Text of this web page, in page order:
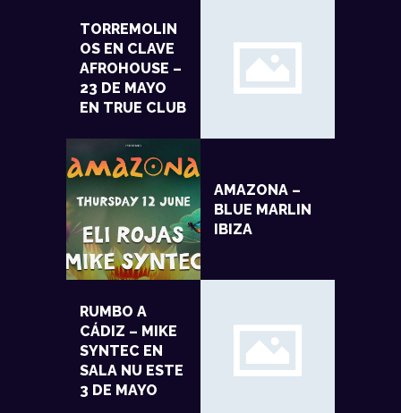
CONTACTO
TORREMOLIN
OS EN CLAVE
AFROHOUSE –
23 DE MAYO
EN TRUE CLUB
AMAZONA –
BLUE MARLIN
IBIZA
RUMBO A
CÁDIZ – MIKE
SYNTEC EN
SALA NU ESTE
3 DE MAYO